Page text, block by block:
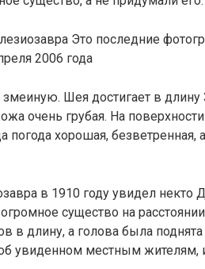
Это последние
2006 года
Шея достигает в
очень грубая. На
погода хорошая,
в 1910 году увидел
существо на
в длину, а голова была
увиденном местным жителям,